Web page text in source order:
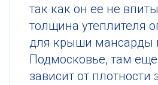
так как он ее не
толщина утеплителя
для крыши мансарды
Подмосковье, там
зависит от плотности